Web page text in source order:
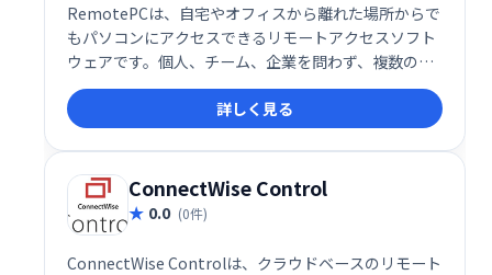
RemotePCは、自宅やオフィスから離れた場所からで
もパソコンにアクセスできるリモートアクセスソフト
ウェアです。個人、チーム、企業を問わず、複数のデ
バイスへのリモートアクセスをクラウド上で実現しま
す。場所を選ばず、いつでもどこでも安全にパソコン
を操作できます。
詳しく見る
ConnectWise Control
0.0 (0件)
ConnectWise Controlは、クラウドベースのリモート